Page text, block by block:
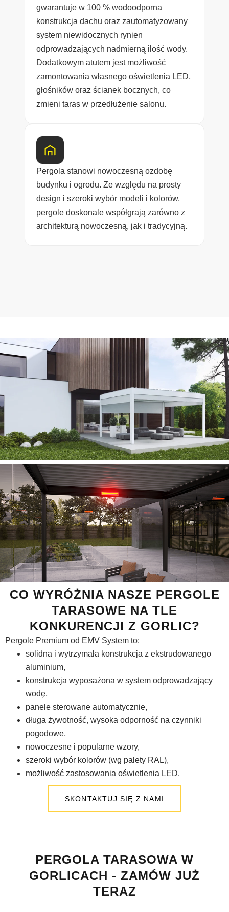
gwarantuje w 100 % wodoodporna
konstrukcja dachu oraz zautomatyzowany
system niewidocznych rynien
odprowadzających nadmierną ilość wody.
Dodatkowym atutem jest możliwość
zamontowania własnego oświetlenia LED,
głośników oraz ścianek bocznych, co
zmieni taras w przedłużenie salonu.
Pergola stanowi nowoczesną ozdobę
budynku i ogrodu. Ze względu na prosty
design i szeroki wybór modeli i kolorów,
pergole doskonale współgrają zarówno z
architekturą nowoczesną, jak i tradycyjną.
CO WYRÓŻNIA NASZE PERGOLE
TARASOWE NA TLE
KONKURENCJI Z GORLIC?
Pergole Premium od EMV System to:
solidna i wytrzymała konstrukcja z ekstrudowanego
aluminium,
konstrukcja wyposażona w system odprowadzający
wodę,
panele sterowane automatycznie,
długa żywotność, wysoka odporność na czynniki
pogodowe,
nowoczesne i popularne wzory,
szeroki wybór kolorów (wg palety RAL),
możliwość zastosowania oświetlenia LED.
SKONTAKTUJ SIĘ Z NAMI
PERGOLA TARASOWA W
GORLICACH - ZAMÓW JUŻ
TERAZ